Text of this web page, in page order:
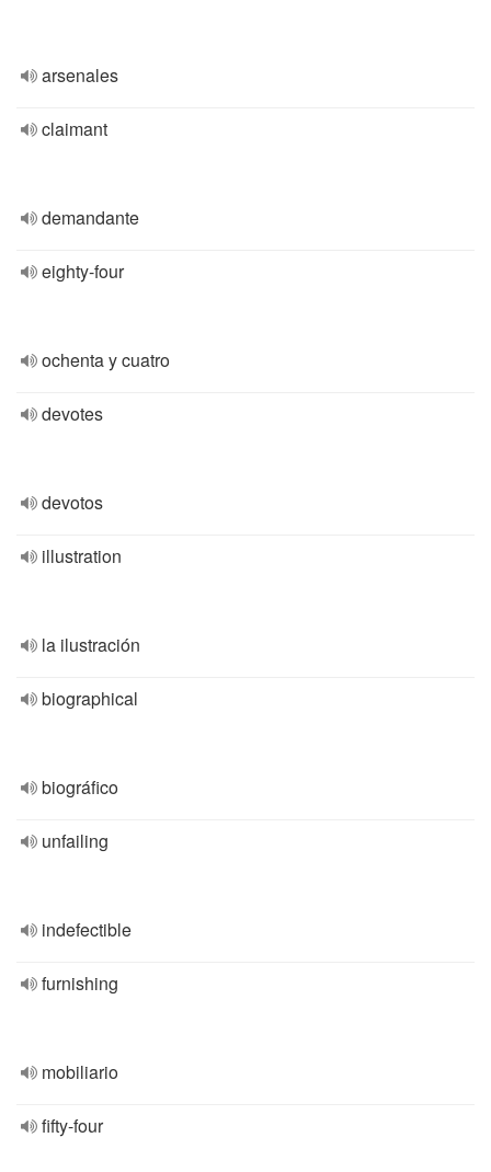
arsenales
claimant
demandante
eighty-four
ochenta y cuatro
devotes
devotos
illustration
la ilustración
biographical
biográfico
unfailing
indefectible
furnishing
mobiliario
fifty-four